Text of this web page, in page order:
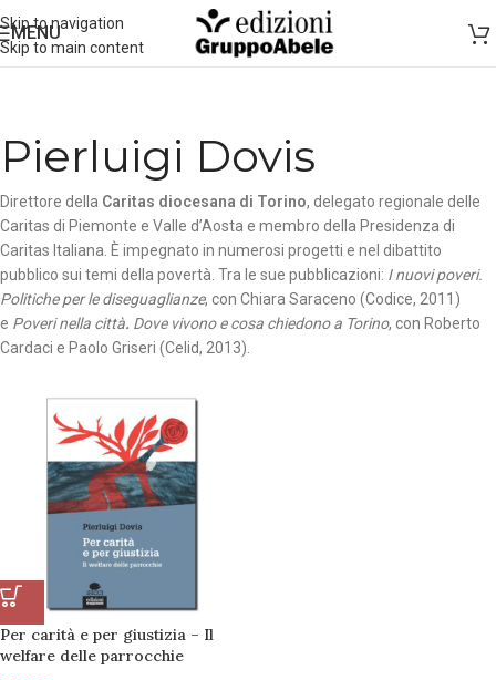
Skip to navigation
Skip to main content
MENU
Pierluigi Dovis
Direttore della Caritas diocesana di Torino, delegato regionale delle
Caritas di Piemonte e Valle d’Aosta e membro della Presidenza di
Caritas Italiana. È impegnato in numerosi progetti e nel dibattito
pubblico sui temi della povertà. Tra le sue pubblicazioni: I nuovi poveri.
Politiche per le diseguaglianze, con Chiara Saraceno (Codice, 2011)
e Poveri nella città. Dove vivono e cosa chiedono a Torino, con Roberto
Cardaci e Paolo Griseri (Celid, 2013).
Per carità e per giustizia – Il
welfare delle parrocchie